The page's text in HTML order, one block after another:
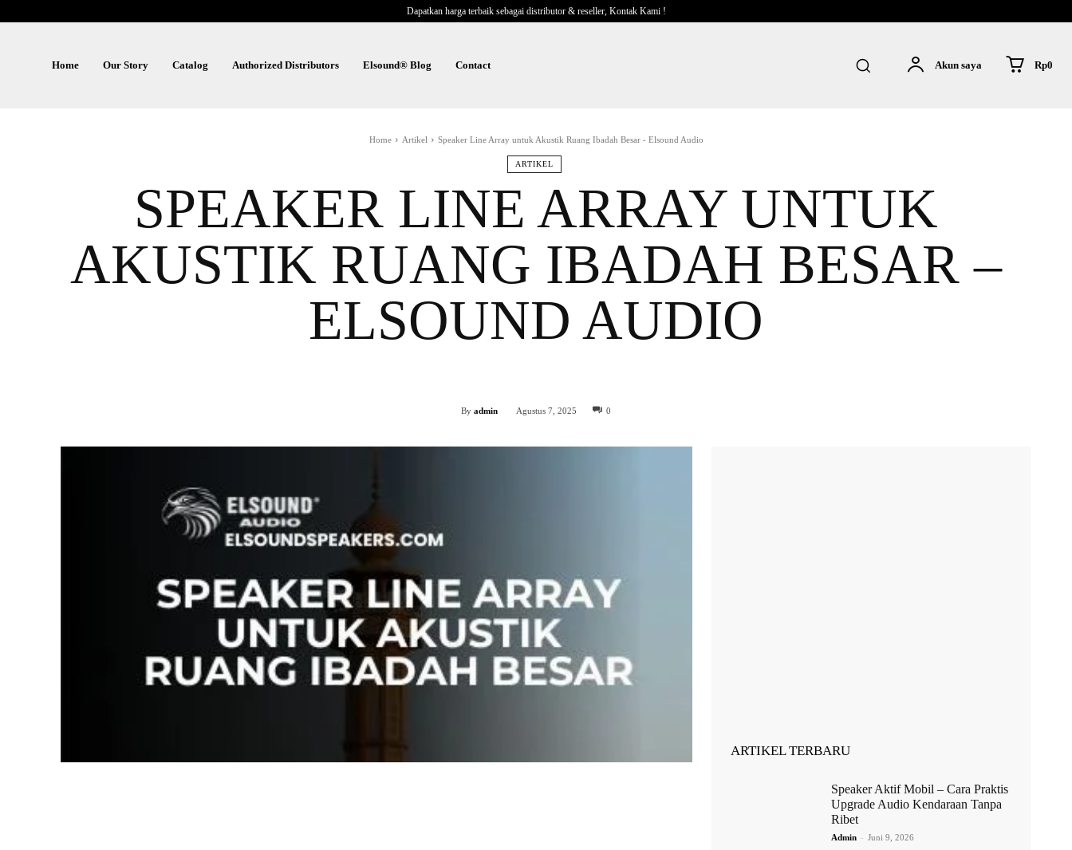
Dapatkan harga terbaik sebagai distributor & reseller, Kontak Kami !
Home Our Story Catalog Authorized Distributors Elsound® Blog Contact Akun saya Rp0
Home Artikel Speaker Line Array untuk Akustik Ruang Ibadah Besar - Elsound Audio
ARTIKEL
SPEAKER LINE ARRAY UNTUK
AKUSTIK RUANG IBADAH BESAR –
ELSOUND AUDIO
By admin Agustus 7, 2025 0
ARTIKEL TERBARU
Speaker Aktif Mobil – Cara Praktis
Upgrade Audio Kendaraan Tanpa
Ribet
Admin - Juni 9, 2026